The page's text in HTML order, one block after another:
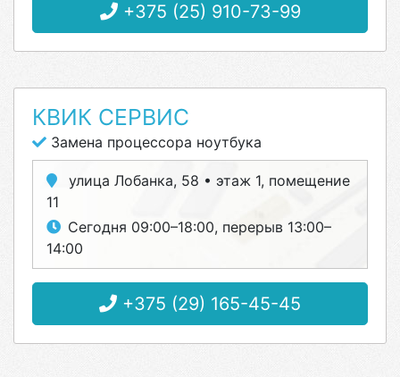
+375 (25) 910-73-99
КВИК СЕРВИС
Замена процессора ноутбука
улица Лобанка, 58 • этаж 1, помещение
11
Сегодня 09:00–18:00, перерыв 13:00–
14:00
+375 (29) 165-45-45